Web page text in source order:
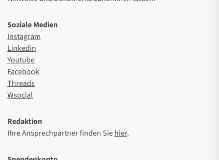
Soziale Medien
Instagram
Linkedin
Youtube
Facebook
Threads
Wsocial
Redaktion
Ihre Ansprechpartner finden Siehier.